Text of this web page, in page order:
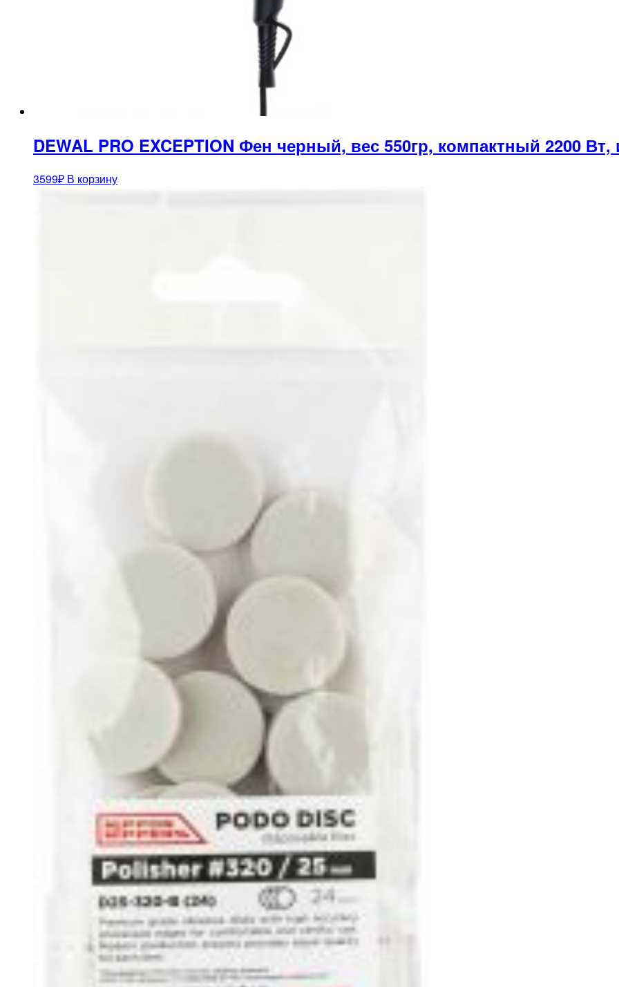
DEWAL PRO EXCEPTION Фен черный, вес 550гр, компактный 2200
3599₽ В корзину